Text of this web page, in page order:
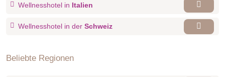
Wellnesshotel in Italien
Wellnesshotel in der Schweiz
Beliebte Regionen